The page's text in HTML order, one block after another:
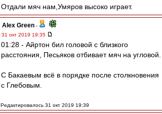
Отдали мяч нам,Умяров высоко играет.
Alex Green -
31 окт 2019 19:35
01:28 - Айртон бил головой с близкого
расстояния, Песьяков отбивает мяч на угловой.
С Бакаевым всё в порядке после столкновения
с Глебовым.
Редактировалось 31 окт 2019 19:39